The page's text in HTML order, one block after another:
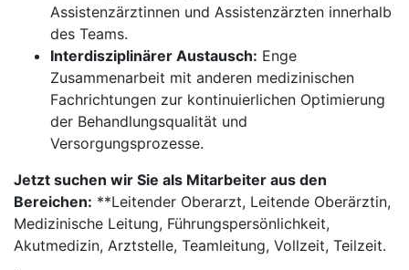
Assistenzärztinnen und Assistenzärzten innerhalb
des Teams.
Interdisziplinärer Austausch: Enge
Zusammenarbeit mit anderen medizinischen
Fachrichtungen zur kontinuierlichen Optimierung
der Behandlungsqualität und
Versorgungsprozesse.
Jetzt suchen wir Sie als Mitarbeiter aus den
Bereichen: **Leitender Oberarzt, Leitende Oberärztin,
Medizinische Leitung, Führungspersönlichkeit,
Akutmedizin, Arztstelle, Teamleitung, Vollzeit, Teilzeit.